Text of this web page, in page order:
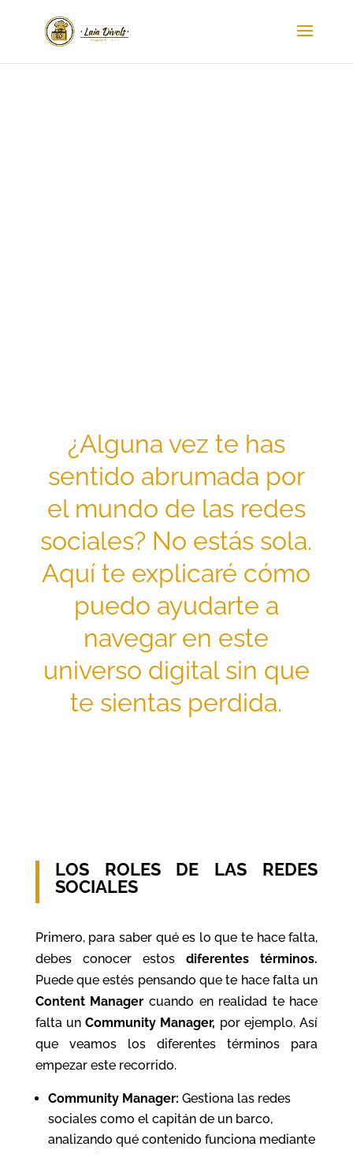
¿Alguna vez te has
sentido abrumada por
el mundo de las redes
sociales? No estás sola.
Aquí te explicaré cómo
puedo ayudarte a
navegar en este
universo digital sin que
te sientas perdida.
LOS ROLES DE LAS REDES
SOCIALES
Primero, para saber qué es lo que te hace falta,
debes conocer estosdiferentes términos.
Puede que estés pensando que te hace falta un
Content Manager cuando en realidad te hace
falta unCommunity Manager, por ejemplo. Así
que veamos los diferentes términos para
empezar este recorrido.
Community Manager: Gestiona las redes
sociales como el capitán de un barco,
analizando qué contenido funciona mediante